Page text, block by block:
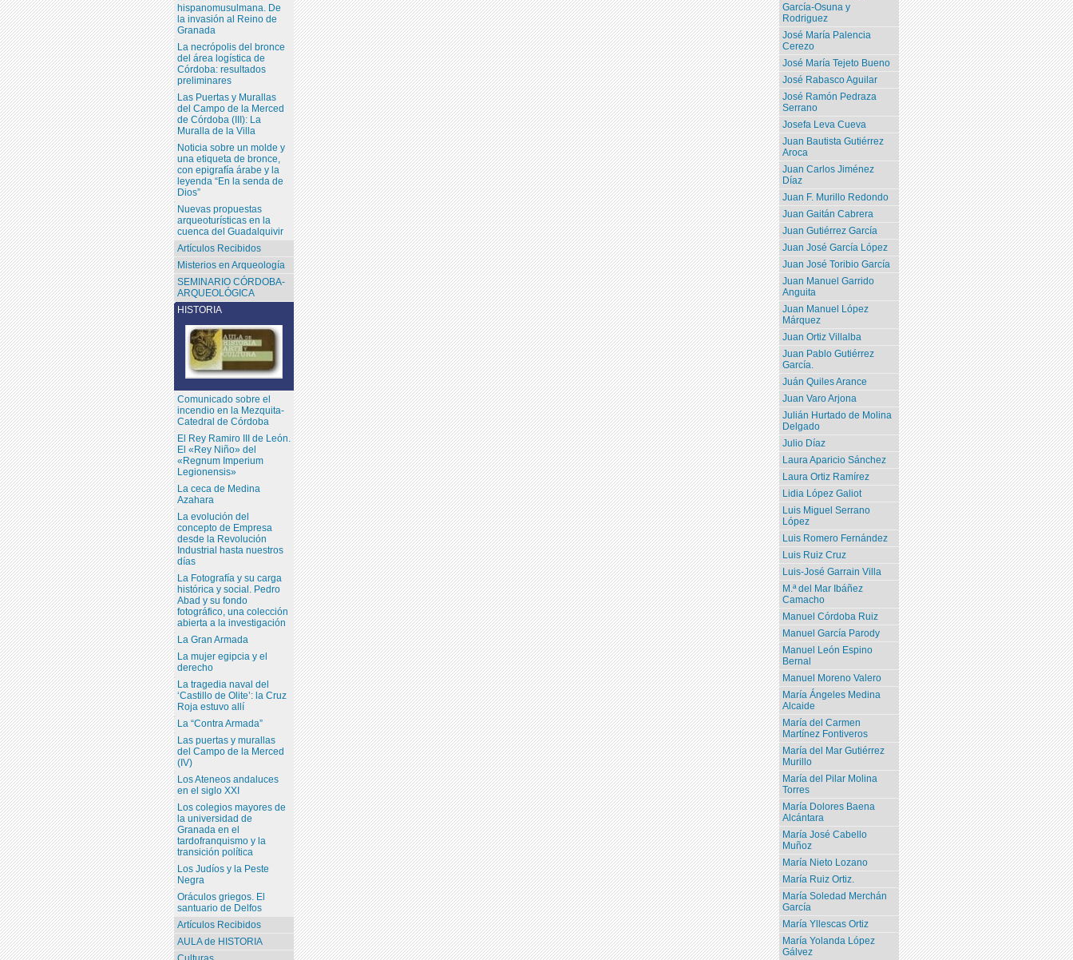
García-Osuna y
Rodriguez
José María Palencia
Cerezo
José María Tejeto Bueno
José Rabasco Aguilar
José Ramón Pedraza
Serrano
Josefa Leva Cueva
Juan Bautista Gutiérrez
Aroca
Juan Carlos Jiménez
Díaz
Juan F. Murillo Redondo
Juan Gaitán Cabrera
Juan Gutiérrez García
Juan José García López
Juan José Toribio García
Juan Manuel Garrido
Anguita
Juan Manuel López
Márquez
Juan Ortiz Villalba
Juan Pablo Gutiérrez
García.
Juán Quiles Arance
Juan Varo Arjona
Julián Hurtado de Molina
Delgado
Julio Díaz
Laura Aparicio Sánchez
Laura Ortiz Ramírez
Lidia López Galiot
Luis Miguel Serrano
López
Luis Romero Fernández
Luis Ruiz Cruz
Luis-José Garrain Villa
M.ª del Mar Ibáñez
Camacho
Manuel Córdoba Ruiz
Manuel García Parody
Manuel León Espino
Bernal
Manuel Moreno Valero
María Ángeles Medina
Alcaide
María del Carmen
Martínez Fontiveros
María del Mar Gutiérrez
Murillo
María del Pilar Molina
Torres
María Dolores Baena
Alcántara
María José Cabello
Muñoz
María Nieto Lozano
María Ruiz Ortiz.
María Soledad Merchán
García
María Yllescas Ortiz
María Yolanda López
Gálvez
hispanomusulmana. De
la invasión al Reino de
Granada
La necrópolis del bronce
del área logística de
Córdoba: resultados
preliminares
Las Puertas y Murallas
del Campo de la Merced
de Córdoba (III): La
Muralla de la Villa
Noticia sobre un molde y
una etiqueta de bronce,
con epigrafía árabe y la
leyenda “En la senda de
Dios”
Nuevas propuestas
arqueoturísticas en la
cuenca del Guadalquivir
Artículos Recibidos
Misterios en Arqueología
SEMINARIO CÓRDOBA-
ARQUEOLÓGICA
HISTORIA
Comunicado sobre el
incendio en la Mezquita-
Catedral de Córdoba
El Rey Ramiro III de León.
El «Rey Niño» del
«Regnum Imperium
Legionensis»
La ceca de Medina
Azahara
La evolución del
concepto de Empresa
desde la Revolución
Industrial hasta nuestros
días
La Fotografía y su carga
histórica y social. Pedro
Abad y su fondo
fotográfico, una colección
abierta a la investigación
La Gran Armada
La mujer egipcia y el
derecho
La tragedia naval del
‘Castillo de Olite’: la Cruz
Roja estuvo allí
La “Contra Armada”
Las puertas y murallas
del Campo de la Merced
(IV)
Los Ateneos andaluces
en el siglo XXI
Los colegios mayores de
la universidad de
Granada en el
tardofranquismo y la
transición política
Los Judíos y la Peste
Negra
Oráculos griegos. El
santuario de Delfos
Artículos Recibidos
AULA de HISTORIA